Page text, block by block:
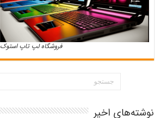
فروشگاه لپ تاپ استوک
نوشته‌های اخیر